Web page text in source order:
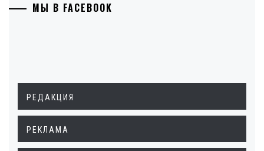
МЫ В FACEBOOK
РЕДАКЦИЯ
РЕКЛАМА